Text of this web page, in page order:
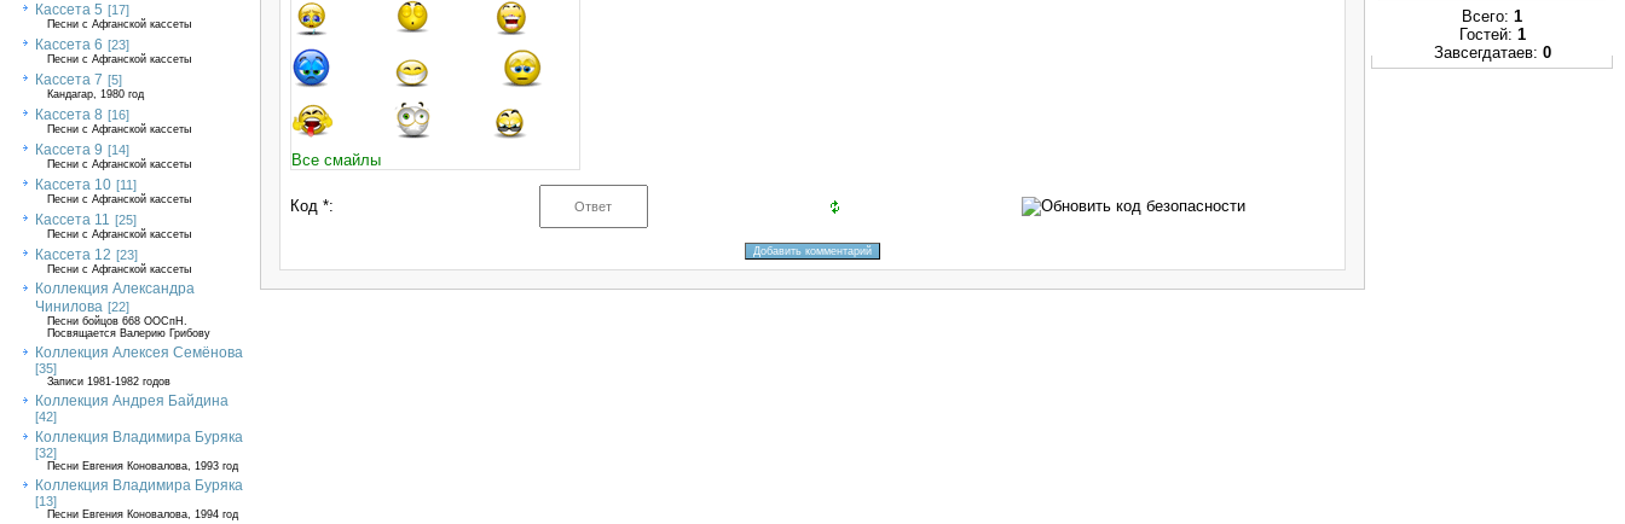
Кассета 5 [17]
Песни с Афганской кассеты
Кассета 6 [23]
Песни с Афганской кассеты
Кассета 7 [5]
Кандагар, 1980 год
Кассета 8 [16]
Песни с Афганской кассеты
Кассета 9 [14]
Песни с Афганской кассеты
Кассета 10 [11]
Песни с Афганской кассеты
Кассета 11 [25]
Песни с Афганской кассеты
Кассета 12 [23]
Песни с Афганской кассеты
Коллекция Александра
Чинилова [22]
Песни бойцов 668 ООСпН.
Посвящается Валерию Грибову
Коллекция Алексея Семёнова
[35]
Записи 1981-1982 годов
Коллекция Андрея Байдина
[42]
Коллекция Владимира Буряка
[32]
Песни Евгения Коновалова, 1993 год
Коллекция Владимира Буряка
[13]
Песни Евгения Коновалова, 1994 год
Все смайлы
Код *:
Всего: 1
Гостей: 1
Завсегдатаев: 0